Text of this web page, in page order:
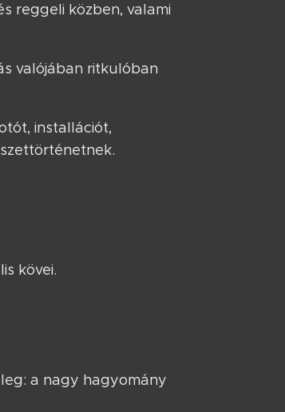
reggeli közben, valami
valójában ritkulóban
installációt,
kövei.
a nagy hagyomány